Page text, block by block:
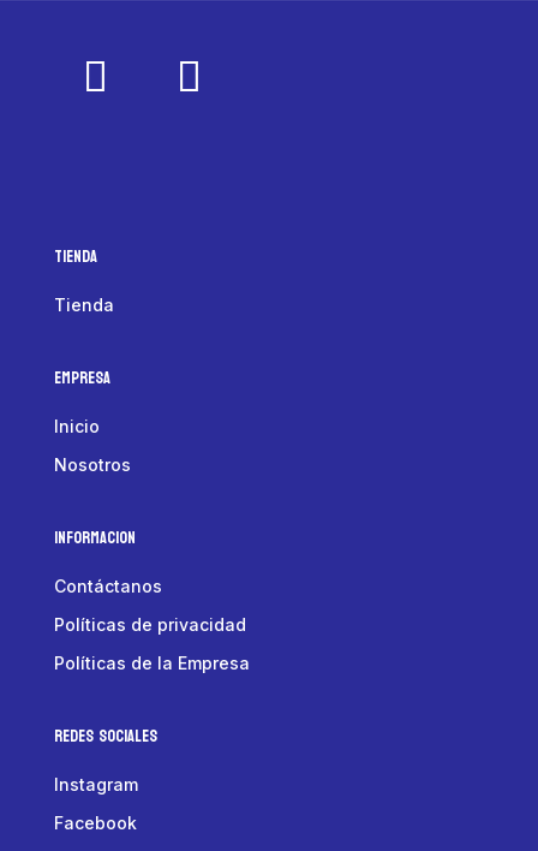
Tienda
Tienda
Empresa
Inicio
Nosotros
Informacion
Contáctanos
Políticas de privacidad
Políticas de la Empresa
Redes Sociales
Instagram
Facebook